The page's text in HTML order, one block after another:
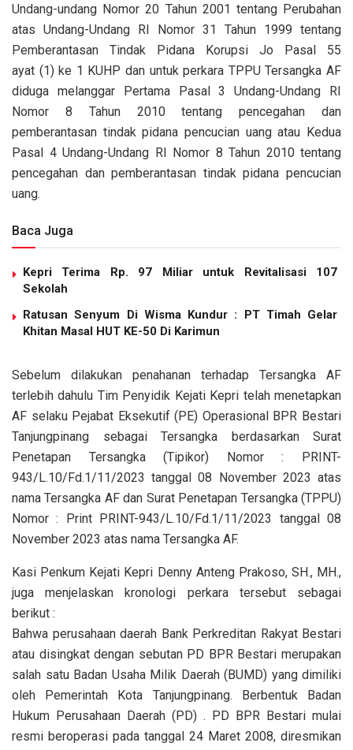
Undang-undang Nomor 20 Tahun 2001 tentang Perubahan
atas Undang-Undang RI Nomor 31 Tahun 1999 tentang
Pemberantasan Tindak Pidana Korupsi Jo Pasal 55
ayat (1) ke 1 KUHP dan untuk perkara TPPU Tersangka AF
diduga melanggar Pertama Pasal 3 Undang-Undang RI
Nomor 8 Tahun 2010 tentang pencegahan dan
pemberantasan tindak pidana pencucian uang atau Kedua
Pasal 4 Undang-Undang RI Nomor 8 Tahun 2010 tentang
pencegahan dan pemberantasan tindak pidana pencucian
uang.
Baca Juga
Kepri Terima Rp. 97 Miliar untuk Revitalisasi 107
Sekolah
Ratusan Senyum Di Wisma Kundur : PT Timah Gelar
Khitan Masal HUT KE-50 Di Karimun
Sebelum dilakukan penahanan terhadap Tersangka AF
terlebih dahulu Tim Penyidik Kejati Kepri telah menetapkan
AF selaku Pejabat Eksekutif (PE) Operasional BPR Bestari
Tanjungpinang sebagai Tersangka berdasarkan Surat
Penetapan Tersangka (Tipikor) Nomor : PRINT-
943/L.10/Fd.1/11/2023 tanggal 08 November 2023 atas
nama Tersangka AF dan Surat Penetapan Tersangka (TPPU)
Nomor : Print PRINT-943/L.10/Fd.1/11/2023 tanggal 08
November 2023 atas nama Tersangka AF.
Kasi Penkum Kejati Kepri Denny Anteng Prakoso, SH., MH.,
juga menjelaskan kronologi perkara tersebut sebagai
berikut :
Bahwa perusahaan daerah Bank Perkreditan Rakyat Bestari
atau disingkat dengan sebutan PD BPR Bestari merupakan
salah satu Badan Usaha Milik Daerah (BUMD) yang dimiliki
oleh Pemerintah Kota Tanjungpinang. Berbentuk Badan
Hukum Perusahaan Daerah (PD) . PD BPR Bestari mulai
resmi beroperasi pada tanggal 24 Maret 2008, diresmikan